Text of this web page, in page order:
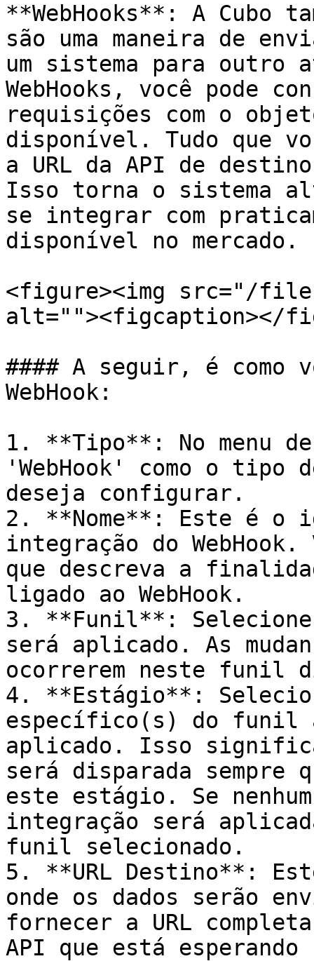
**WebHooks**: A Cubo
são uma maneira de
um sistema para outro
WebHooks, você pode
requisições com o
disponível. Tudo que
a URL da API de
Isso torna o sistema
se integrar com
disponível no mercado.
<figure><img src="/
alt=""><figcaption></
#### A seguir, é como
WebHook:
1. **Tipo**: No menu
'WebHook' como o tipo
deseja configurar.
2. **Nome**: Este é o
integração do WebHook.
que descreva a
ligado ao WebHook.
3. **Funil**: Selecione
será aplicado. As
ocorrerem neste funil
4. **Estágio**:
específico(s) do funil
aplicado. Isso significa
será disparada sempre
este estágio. Se
integração será
funil selecionado.
5. **URL Destino**:
onde os dados serão
fornecer a URL
API que está